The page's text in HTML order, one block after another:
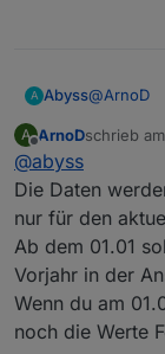
//
if
if(
//
});
A Abyss@ArnoD
Hallo Arno,
ich stell
bin grad
komplett
Muss
das
Oder
mir is da
Steh grad
Danke
A
Offline
ArnoDschrieb am
zuletzt
@abyss
Die Daten
nur für den
Ab dem 01.01
Vorjahr in der
Wenn du am
noch die Werte